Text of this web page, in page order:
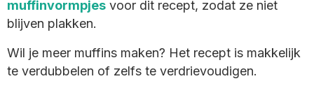
muffinvormpjes voor dit recept, zodat ze niet
blijven plakken.
Wil je meer muffins maken? Het recept is makkelijk
te verdubbelen of zelfs te verdrievoudigen.